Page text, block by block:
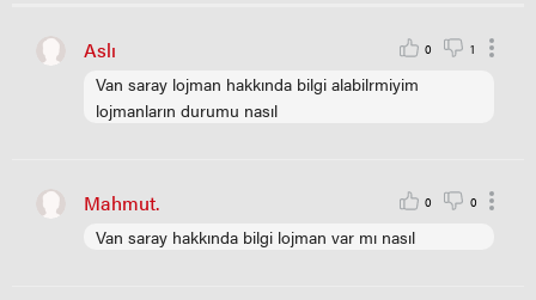
Aslı 0 1
Van saray lojman hakkında bilgi alabilrmiyim
lojmanların durumu nasıl
Mahmut. 0 0
Van saray hakkında bilgi lojman var mı nasıl